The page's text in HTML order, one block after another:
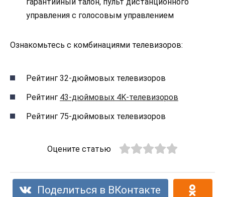
управления с голосовым управлением
Ознакомьтесь с комбинациями телевизоров:
Рейтинг 32-дюймовых телевизоров
Рейтинг 43-дюймовых 4K-телевизоров
Рейтинг 75-дюймовых телевизоров
Оцените статью
Поделиться в ВКонтакте